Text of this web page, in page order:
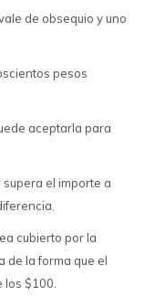
de obsequio y uno
pesos
aceptarla para
el importe a
cubierto por la
de la forma que el
$100.